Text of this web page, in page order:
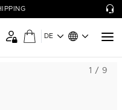
DE
1 / 9